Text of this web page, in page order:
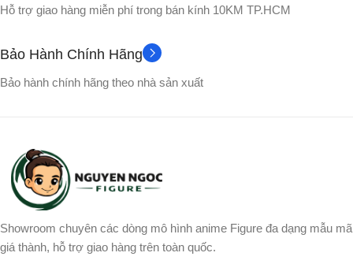
Bardock ,Raditz ,Songohan ,
Broly
Hỗ trợ giao hàng miễn phí trong bán kính 10KM TP.HCM
Bảo Hành Chính Hãng
Bảo hành chính hãng theo nhà sản xuất
Showroom chuyên các dòng mô hình anime Figure đa dạng mẫu mã
giá thành, hỗ trợ giao hàng trên toàn quốc.